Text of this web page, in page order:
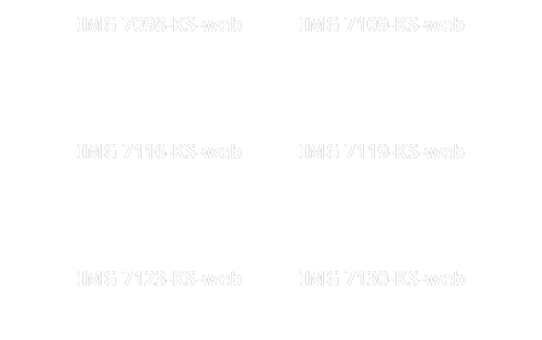
IMG 7098-KS-web IMG 7109-KS-web
IMG 7116-KS-web IMG 7119-KS-web
IMG 7123-KS-web IMG 7130-KS-web